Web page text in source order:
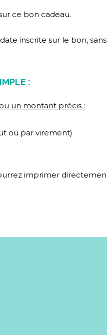
ce bon cadeau.
inscrite sur le bon,
:
un montant précis :
ou par virement)
imprimer